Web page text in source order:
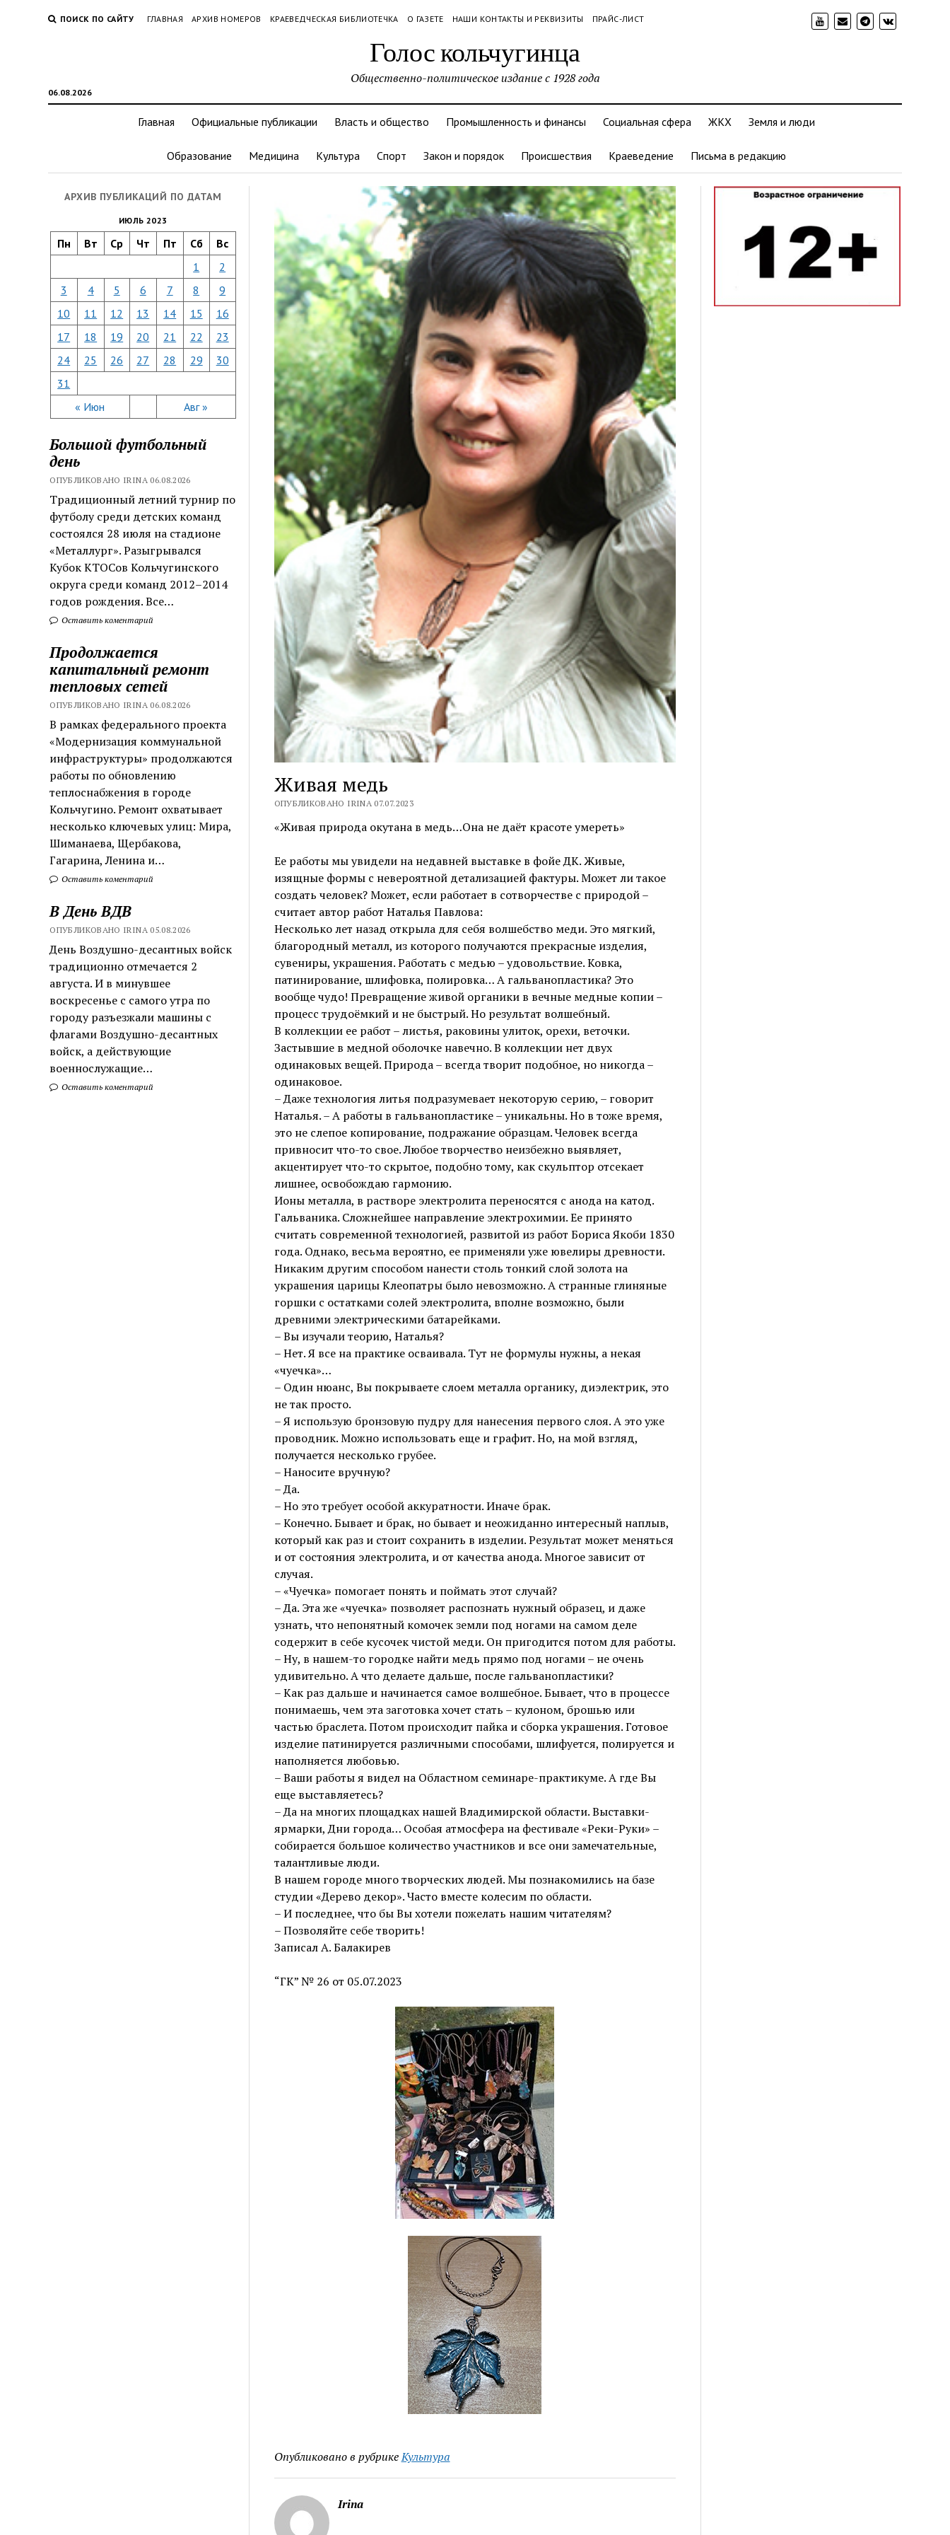
ПОИСК ПО САЙТУ ГЛАВНАЯ АРХИВ НОМЕРОВ КРАЕВЕДЧЕСКАЯ БИБЛИОТЕЧКА О ГАЗЕТЕ НАШИ КОНТАКТЫ И РЕКВИЗИТЫ ПРАЙС-ЛИСТ
Голос кольчугинца
06.08.2026
Общественно-политическое издание с 1928 года
Главная Официальные публикации Власть и общество Промышленность и финансы Социальная сфера ЖКХ Земля и люди
Образование Медицина Культура Спорт Закон и порядок Происшествия Краеведение Письма в редакцию
АРХИВ ПУБЛИКАЦИЙ ПО ДАТАМ
ИЮЛЬ 2023
Пн Вт Ср Чт Пт Сб Вс
« Июн Авг »
1
2
3
4 5 6 7 8
9
10
11 12 13 14 15
16
17
18 19 20 21 22
23
24
25 26 27 28 29
30
31
Большой футбольный
день
ОПУБЛИКОВАНО IRINA 06.08.2026
Традиционный летний турнир по
футболу среди детских команд
состоялся 28 июля на стадионе
«Металлург». Разыгрывался
Кубок КТОСов Кольчугинского
округа среди команд 2012–2014
годов рождения. Все…
Оставить коментарий
Продолжается
капитальный ремонт
тепловых сетей
ОПУБЛИКОВАНО IRINA 06.08.2026
В рамках федерального проекта
«Модернизация коммунальной
инфраструктуры» продолжаются
работы по обновлению
теплоснабжения в городе
Кольчугино. Ремонт охватывает
несколько ключевых улиц: Мира,
Шиманаева, Щербакова,
Гагарина, Ленина и…
Оставить коментарий
В День ВДВ
ОПУБЛИКОВАНО IRINA 05.08.2026
День Воздушно-десантных войск
традиционно отмечается 2
августа. И в минувшее
воскресенье с самого утра по
городу разъезжали машины с
флагами Воздушно-десантных
войск, а действующие
военнослужащие…
Оставить коментарий
Живая медь
ОПУБЛИКОВАНО IRINA 07.07.2023
«Живая природа окутана в медь…Она не даёт красоте умереть»
Ее работы мы увидели на недавней выставке в фойе ДК. Живые,
изящные формы с невероятной детализацией фактуры. Может ли такое
создать человек? Может, если работает в сотворчестве с природой –
считает автор работ Наталья Павлова:
Несколько лет назад открыла для себя волшебство меди. Это мягкий,
благородный металл, из которого получаются прекрасные изделия,
сувениры, украшения. Работать с медью – удовольствие. Ковка,
патинирование, шлифовка, полировка… А гальванопластика? Это
вообще чудо! Превращение живой органики в вечные медные копии –
процесс трудоёмкий и не быстрый. Но результат волшебный.
В коллекции ее работ – листья, раковины улиток, орехи, веточки.
Застывшие в медной оболочке навечно. В коллекции нет двух
одинаковых вещей. Природа – всегда творит подобное, но никогда –
одинаковое.
– Даже технология литья подразумевает некоторую серию, – говорит
Наталья. – А работы в гальванопластике – уникальны. Но в тоже время,
это не слепое копирование, подражание образцам. Человек всегда
привносит что-то свое. Любое творчество неизбежно выявляет,
акцентирует что-то скрытое, подобно тому, как скульптор отсекает
лишнее, освобождаю гармонию.
Ионы металла, в растворе электролита переносятся с анода на катод.
Гальваника. Сложнейшее направление электрохимии. Ее принято
считать современной технологией, развитой из работ Бориса Якоби 1830
года. Однако, весьма вероятно, ее применяли уже ювелиры древности.
Никаким другим способом нанести столь тонкий слой золота на
украшения царицы Клеопатры было невозможно. А странные глиняные
горшки с остатками солей электролита, вполне возможно, были
древними электрическими батарейками.
– Вы изучали теорию, Наталья?
– Нет. Я все на практике осваивала. Тут не формулы нужны, а некая
«чуечка»…
– Один нюанс, Вы покрываете слоем металла органику, диэлектрик, это
не так просто.
– Я использую бронзовую пудру для нанесения первого слоя. А это уже
проводник. Можно использовать еще и графит. Но, на мой взгляд,
получается несколько грубее.
– Наносите вручную?
– Да.
– Но это требует особой аккуратности. Иначе брак.
– Конечно. Бывает и брак, но бывает и неожиданно интересный наплыв,
который как раз и стоит сохранить в изделии. Результат может меняться
и от состояния электролита, и от качества анода. Многое зависит от
случая.
– «Чуечка» помогает понять и поймать этот случай?
– Да. Эта же «чуечка» позволяет распознать нужный образец, и даже
узнать, что непонятный комочек земли под ногами на самом деле
содержит в себе кусочек чистой меди. Он пригодится потом для работы.
– Ну, в нашем-то городке найти медь прямо под ногами – не очень
удивительно. А что делаете дальше, после гальванопластики?
– Как раз дальше и начинается самое волшебное. Бывает, что в процессе
понимаешь, чем эта заготовка хочет стать – кулоном, брошью или
частью браслета. Потом происходит пайка и сборка украшения. Готовое
изделие патинируется различными способами, шлифуется, полируется и
наполняется любовью.
– Ваши работы я видел на Областном семинаре-практикуме. А где Вы
еще выставляетесь?
– Да на многих площадках нашей Владимирской области. Выставки-
ярмарки, Дни города… Особая атмосфера на фестивале «Реки-Руки» –
собирается большое количество участников и все они замечательные,
талантливые люди.
В нашем городе много творческих людей. Мы познакомились на базе
студии «Дерево декор». Часто вместе колесим по области.
– И последнее, что бы Вы хотели пожелать нашим читателям?
– Позволяйте себе творить!
Записал А. Балакирев
“ГК” № 26 от 05.07.2023
Опубликовано в рубрикеКультура
Irina